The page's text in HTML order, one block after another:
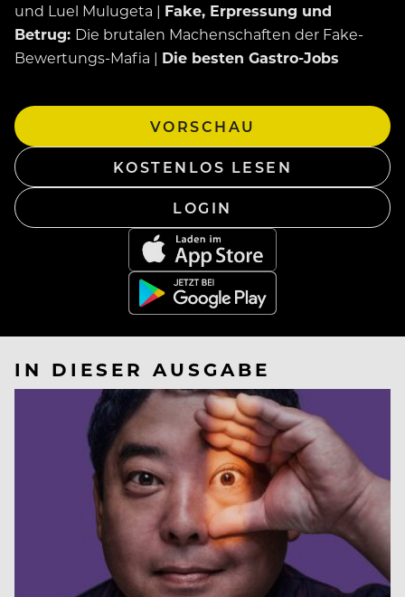
und Luel Mulugeta | Fake, Erpressung und
Betrug: Die brutalen Machenschaften der Fake-
Bewertungs-Mafia | Die besten Gastro-Jobs
VORSCHAU
KOSTENLOS LESEN
LOGIN
IN DIESER AUSGABE